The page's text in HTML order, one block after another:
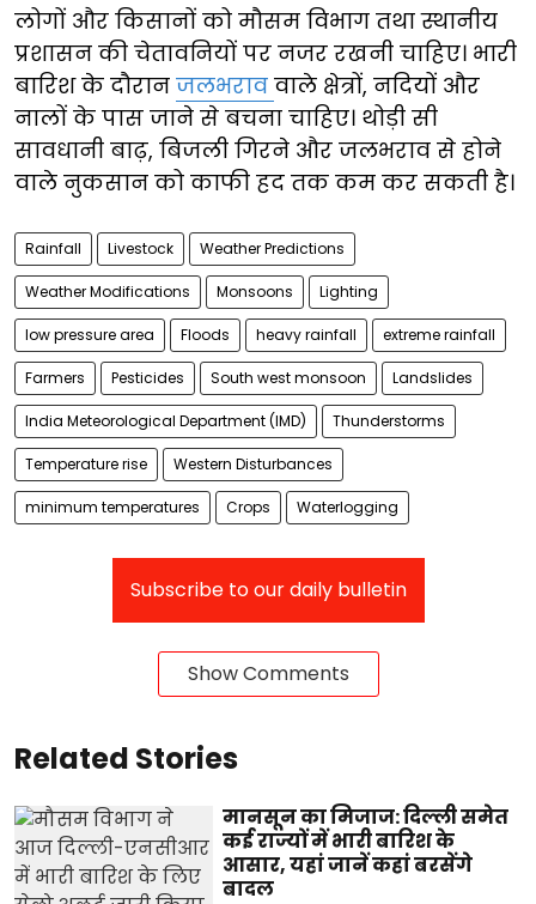
लोगों और किसानों को मौसम विभाग तथा स्थानीय
प्रशासन की चेतावनियों पर नजर रखनी चाहिए। भारी
बारिश के दौरान जलभराव वाले क्षेत्रों, नदियों और
नालों के पास जाने से बचना चाहिए। थोड़ी सी
सावधानी बाढ़, बिजली गिरने और जलभराव से होने
वाले नुकसान को काफी हद तक कम कर सकती है।
Rainfall Livestock Weather Predictions
Weather Modifications Monsoons Lighting
low pressure area Floods heavy rainfall extreme rainfall
Farmers Pesticides South west monsoon Landslides
India Meteorological Department (IMD) Thunderstorms
Temperature rise Western Disturbances
minimum temperatures Crops Waterlogging
Subscribe to our daily bulletin
Show Comments
Related Stories
मानसून का मिजाज: दिल्ली समेत
कई राज्यों में भारी बारिश के
आसार, यहां जानें कहां बरसेंगे
बादल